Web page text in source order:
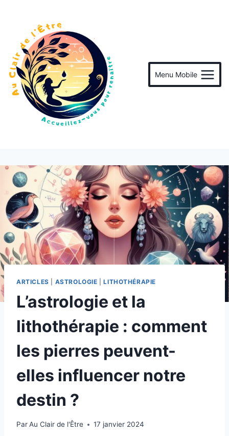
Menu Mobile
ARTICLES ASTROLOGIE |LITHOTHÉRAPIE
L’astrologie et la
lithothérapie : comment
les pierres peuvent-
elles influencer notre
destin ?
ParAu Clair de l'Être 17 janvier 2024